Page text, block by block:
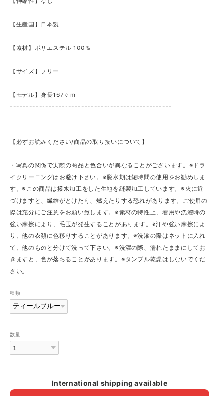
【生産国】日本製
【素材】ポリエステル 100％
【サイズ】フリー
【モデル】身長167ｃｍ
--------------------------------------------------
【必ずお読みください/商品の取り扱いについて】
・写真の関係で実際の商品と色合いが異なることがございます。※ドラ
イクリーニングはお避け下さい。※脱水期は短時間の使用をお勧めしま
す。※この商品は撥水加工をした生地を縫製加工しています。※火に近
づけますと、繊維がとけたり、燃えたりする恐れがあります。ご使用の
際は充分にご注意をお願い致します。※素材の特性上、着用や洗濯時の
強い摩擦により、毛玉が発生することがあります。※汗や強い摩擦によ
り、他の衣類に色移りすることがあります。※洗濯の際はネットに入れ
て、他のものと分けて洗って下さい。※洗濯の際、濡れたままにしてお
きますと、色が落ちることがあります。※タンブル乾燥はしないでくだ
さい。
種類
数量
International shipping available